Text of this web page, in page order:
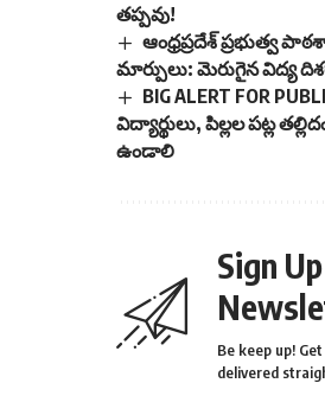
తప్పవు!
ఆంధ్రప్రదేశ్ ప్రభుత్వ
మార్పులు: మెరుగైన విద్య
BIG ALERT FOR
విద్యార్థులు, పిల్లల పట్ల
ఉండాలి
Sign
Be keep up!
delivered